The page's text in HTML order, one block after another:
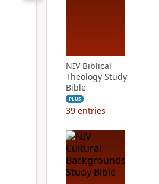
NIV Biblical
Theology Study
Bible
PLUS
39 entries